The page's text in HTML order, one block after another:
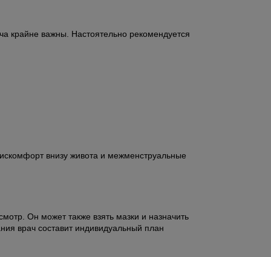
крайне важны. Настоятельно рекомендуется
внизу живота и межменструальные
Он может также взять мазки и назначить
врач составит индивидуальный план